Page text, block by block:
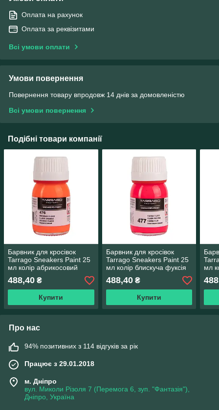
Оплата на рахунок
Оплата за реквізитами
Всі умови оплати
Умови повернення
Повернення товару впродовж 14 днів за домовленістю
Всі умови повернення
Подібні товари компанії
Барвник для кросівок
Tarrago Sneakers Paint 25
мл колір абрикосовий
488,40 ₴
Купити
Барвник для кросівок
Tarrago Sneakers Paint 25
мл колір блискуча фуксія
488,40₴
Купити
мл
Про нас
94% позитивних з 114 відгуків за рік
Працює з 29.01.2018
м. Дніпро
вул. Миколи Різоля 7 (Перемога 6, зуп. "Фантазія"),
Дніпро, Україна